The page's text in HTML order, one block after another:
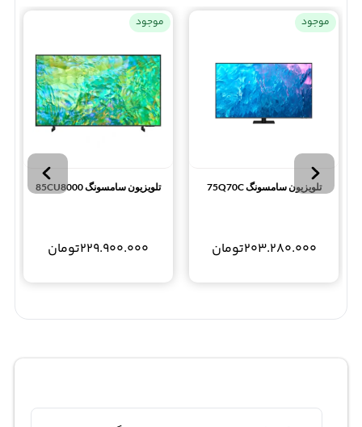
موجود
تلویزیون سامسونگ 75Q70C
203.280.000تومان
موجود
تلویزیون سامسونگ 85CU8000
229.900.000تومان